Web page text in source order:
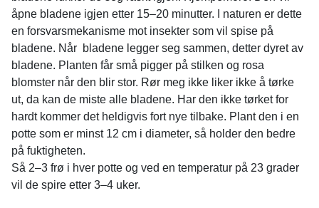
åpne bladene igjen etter 15–20 minutter. I naturen er dette
en forsvarsmekanisme mot insekter som vil spise på
bladene. Når bladene legger seg sammen, detter dyret av
bladene. Planten får små pigger på stilken og rosa
blomster når den blir stor. Rør meg ikke liker ikke å tørke
ut, da kan de miste alle bladene. Har den ikke tørket for
hardt kommer det heldigvis fort nye tilbake. Plant den i en
potte som er minst 12 cm i diameter, så holder den bedre
på fuktigheten.
Så 2–3 frø i hver potte og ved en temperatur på 23 grader
vil de spire etter 3–4 uker.